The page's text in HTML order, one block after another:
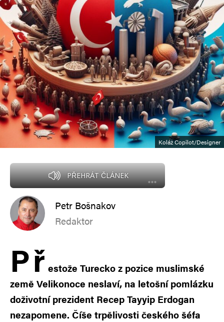
Koláž Copilot/Designer
PŘEHRÁT ČLÁNEK
Petr Bošnakov
Redaktor
Př estože Turecko z pozice muslimské
země Velikonoce neslaví, na letošní pomlázku
doživotní prezident Recep Tayyip Erdogan
nezapomene. Číše trpělivosti českého šéfa